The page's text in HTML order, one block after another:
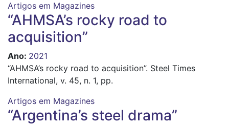
Artigos em Magazines
“AHMSA’s rocky road to
acquisition”
Ano: 2021
“AHMSA’s rocky road to acquisition”. Steel Times
International, v. 45, n. 1, pp.
Artigos em Magazines
“Argentina’s steel drama”